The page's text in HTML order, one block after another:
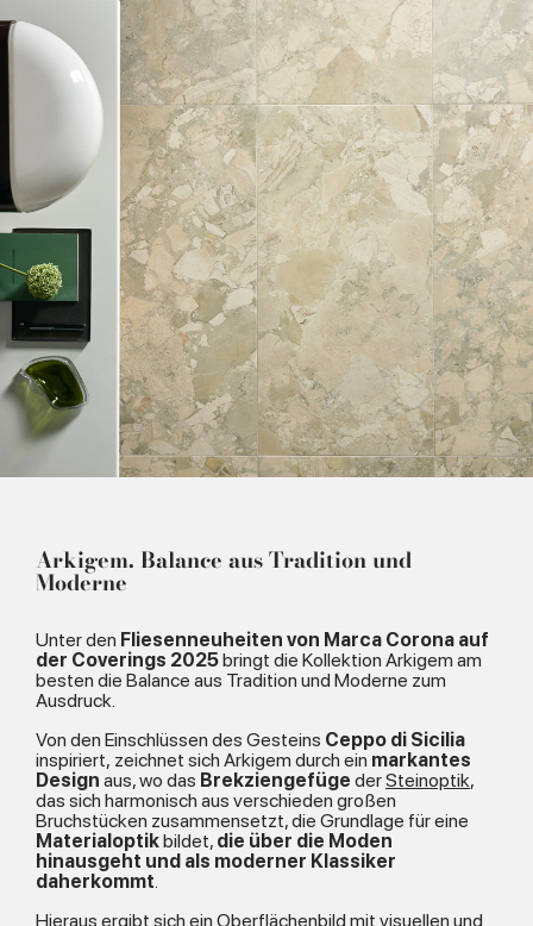
Arkigem. Balance aus Tradition und
Moderne
Unter den Fliesenneuheiten von Marca Corona auf
der Coverings 2025bringt die Kollektion Arkigem am
besten die Balance aus Tradition und Moderne zum
Ausdruck.
Von den Einschlüssen des Gesteins Ceppo di Sicilia
inspiriert, zeichnet sich Arkigem durch ein markantes
Design aus, wo das Brekziengefüge derSteinoptik,
das sich harmonisch aus verschieden großen
Bruchstücken zusammensetzt, die Grundlage für eine
Materialoptikbildet, die über die Moden
hinausgeht und als moderner Klassiker
daherkommt.
Hieraus ergibt sich ein Oberflächenbild mit visuellen und